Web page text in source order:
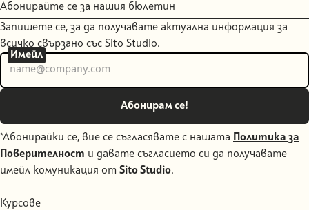
Абонирайте се за нашия бюлетин
Запишете се, за да получавате актуална информация за
всичко свързано със Sito Studio.
Имейл
*Абонирайки се, вие се съгласявате с нашата
Политика за
Поверителност и давате съгласието си да получавате
имейл комуникация от Sito Studio.
Курсове